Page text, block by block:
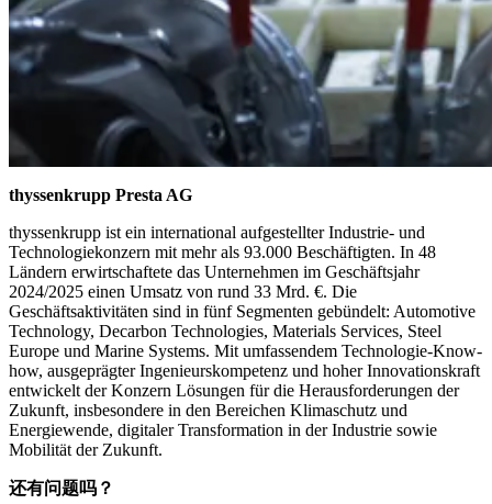
thyssenkrupp Presta AG
thyssenkrupp ist ein international aufgestellter Industrie- und
Technologiekonzern mit mehr als 93.000 Beschäftigten. In 48
Ländern erwirtschaftete das Unternehmen im Geschäftsjahr
2024/2025 einen Umsatz von rund 33 Mrd. €. Die
Geschäftsaktivitäten sind in fünf Segmenten gebündelt: Automotive
Technology, Decarbon Technologies, Materials Services, Steel
Europe und Marine Systems. Mit umfassendem Technologie-Know-
how, ausgeprägter Ingenieurskompetenz und hoher Innovationskraft
entwickelt der Konzern Lösungen für die Herausforderungen der
Zukunft, insbesondere in den Bereichen Klimaschutz und
Energiewende, digitaler Transformation in der Industrie sowie
Mobilität der Zukunft.
还有问题吗？